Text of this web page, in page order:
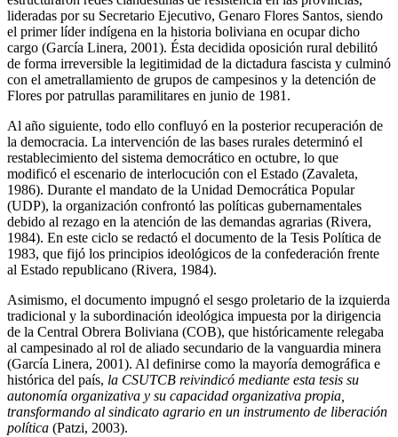
lideradas por su Secretario Ejecutivo, Genaro Flores Santos, siendo
el primer líder indígena en la historia boliviana en ocupar dicho
cargo (García Linera, 2001). Ésta decidida oposición rural debilitó
de forma irreversible la legitimidad de la dictadura fascista y culminó
con el ametrallamiento de grupos de campesinos y la detención de
Flores por patrullas paramilitares en junio de 1981.
Al año siguiente, todo ello confluyó en la posterior recuperación de
la democracia. La intervención de las bases rurales determinó el
restablecimiento del sistema democrático en octubre, lo que
modificó el escenario de interlocución con el Estado (Zavaleta,
1986). Durante el mandato de la Unidad Democrática Popular
(UDP), la organización confrontó las políticas gubernamentales
debido al rezago en la atención de las demandas agrarias (Rivera,
1984). En este ciclo se redactó el documento de la Tesis Política de
1983, que fijó los principios ideológicos de la confederación frente
al Estado republicano (Rivera, 1984).
Asimismo, el documento impugnó el sesgo proletario de la izquierda
tradicional y la subordinación ideológica impuesta por la dirigencia
de la Central Obrera Boliviana (COB), que históricamente relegaba
al campesinado al rol de aliado secundario de la vanguardia minera
(García Linera, 2001). Al definirse como la mayoría demográfica e
histórica del país, la CSUTCB reivindicó mediante esta tesis su
autonomía organizativa y su capacidad organizativa propia,
transformando al sindicato agrario en un instrumento de liberación
política (Patzi, 2003).